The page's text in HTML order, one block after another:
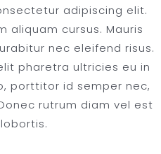
adipiscing elit.
aliquam cursus. Mauris
nec eleifend risus.
pharetra ultricies eu in
porttitor id semper nec,
rutrum diam vel est